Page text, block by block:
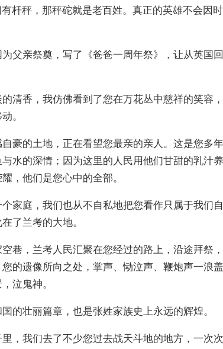
杆秤，那秤砣就是老百姓。真正的英雄不会因
亲祭奠，写了《爸爸一周年祭》，让从英国
香，我仿佛看到了您在万花丛中慈祥的笑容
。
的土地，正在看望您最亲的亲人。这是您多
水的深情；因为这里的人民用他们甘甜的乳汁
，他们是您心中的全部。
庭，我们也从不自私地把您看作只属于我们
了兰考的大地。
，兰考人民汇聚在您经过的路上，沿途拜祭
的遗像所向之处，掌声、恸泣声、鞭炮声一浪
泣鬼神。
壮丽篇章，也是张姓家族史上永远的辉煌。
我们去了不少您过去战天斗地的地方，一次